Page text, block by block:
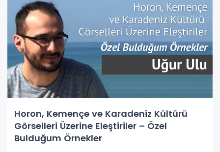
Horon, Kemençe ve Karadeniz Kültürü
Görselleri Üzerine Eleştiriler – Özel
Bulduğum Örnekler